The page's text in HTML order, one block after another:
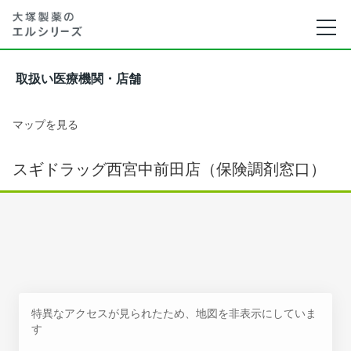
取扱い医療機関・店舗
マップを見る
スギドラッグ西宮中前田店（保険調剤窓口）
特異なアクセスが見られたため、地図を非表示にしていま
す